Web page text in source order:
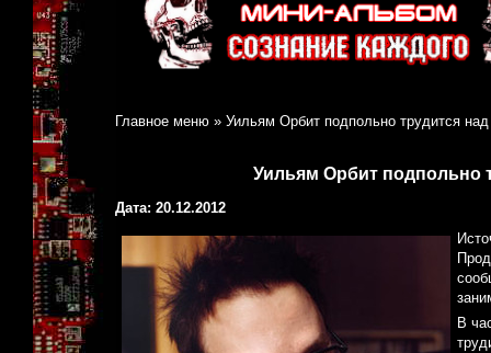
Главное меню » Уильям Орбит подпольно трудится
Уильям Орбит подпольно
Дата: 20.12.2012
В